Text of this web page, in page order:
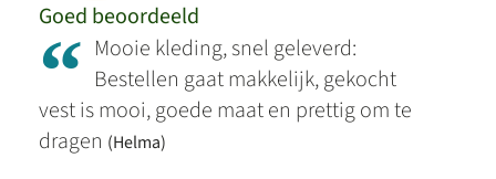
Goed beoordeeld
“ Mooie kleding, snel geleverd:
Bestellen gaat makkelijk, gekocht
vest is mooi, goede maat en prettig om te
dragen (Helma)